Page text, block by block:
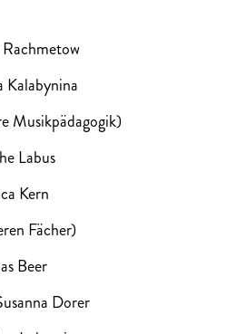
Musikpädagogik)
Labus
Kern
Fächer)
Beer
Dorer